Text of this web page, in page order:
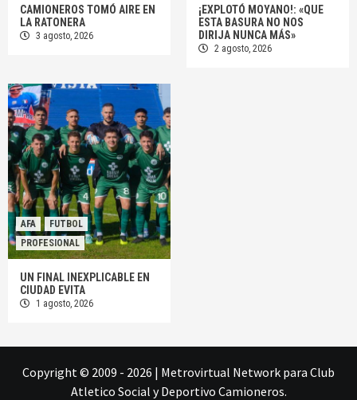
CAMIONEROS TOMÓ AIRE EN
LA RATONERA
3 agosto, 2026
¡EXPLOTÓ MOYANO!: «QUE
ESTA BASURA NO NOS
DIRIJA NUNCA MÁS»
2 agosto, 2026
AFA
FUTBOL
PROFESIONAL
UN FINAL INEXPLICABLE EN
CIUDAD EVITA
1 agosto, 2026
Copyright © 2009 - 2026 | Metrovirtual Network para Club
Atletico Social y Deportivo Camioneros.